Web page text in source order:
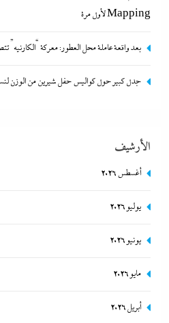
7 يوليو، 2026
بعد واقعة عاملة محل العطور: معركة
7 يوليو، 2026
Mapping لأول مرة
بعد واقعة عاملة محل العطور: معركة “الكارنيه”
جدل كبير حول كواليس حفل شيرين من الوزن
الأرشيف
أغسطس 2026
يوليو 2026
يونيو 2026
مايو 2026
أبريل 2026